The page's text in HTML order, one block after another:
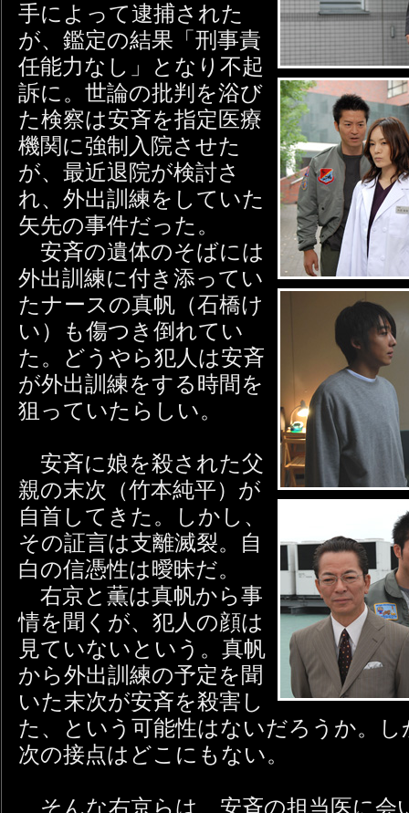
手によって逮捕された
が、鑑定の結果「刑事責
任能力なし」となり不起
訴に。世論の批判を浴び
た検察は安斉を指定医療
機関に強制入院させた
が、最近退院が検討さ
れ、外出訓練をしていた
矢先の事件だった。
安斉の遺体のそばには
外出訓練に付き添ってい
たナースの真帆（石橋け
い）も傷つき倒れてい
た。どうやら犯人は安斉
が外出訓練をする時間を
狙っていたらしい。
安斉に娘を殺された父
親の末次（竹本純平）が
自首してきた。しかし、
その証言は支離滅裂。自
白の信憑性は曖昧だ。
右京と薫は真帆から事
情を聞くが、犯人の顔は
見ていないという。真帆
から外出訓練の予定を聞
いた末次が安斉を殺害し
た、という可能性はないだろうか。し
次の接点はどこにもない。
そんな右京らは、安斉の担当医に会